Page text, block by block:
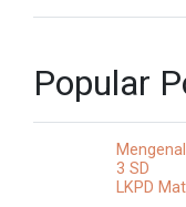
Popular
3 SD
LKPD